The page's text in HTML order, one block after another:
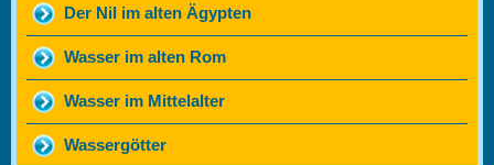
Der Nil im alten Ägypten
Wasser im alten Rom
Wasser im Mittelalter
Wassergötter